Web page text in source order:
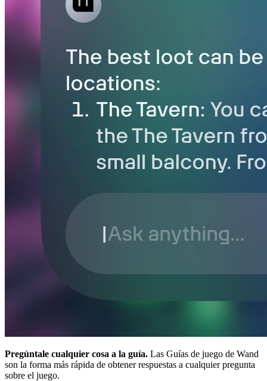
Pregúntale cualquier cosa a la guía. Las Guías de juego de Wand
son la forma más rápida de obtener respuestas a cualquier pregunta
sobre el juego.